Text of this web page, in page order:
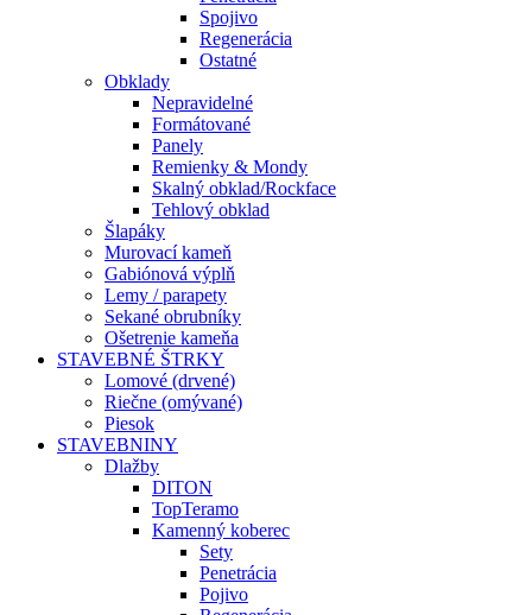
Spojivo
Regenerácia
Ostatné
Obklady
Nepravidelné
Formátované
Panely
Remienky & Mondy
Skalný obklad/Rockface
Tehlový obklad
Šlapáky
Murovací kameň
Gabiónová výplň
Lemy / parapety
Sekané obrubníky
Ošetrenie kameňa
STAVEBNÉ ŠTRKY
Lomové (drvené)
Riečne (omývané)
Piesok
STAVEBNINY
Dlažby
DITON
TopTeramo
Kamenný koberec
Sety
Penetrácia
Pojivo